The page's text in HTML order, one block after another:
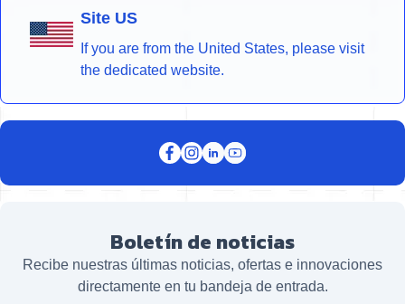
Site US
If you are from the United States, please visit
the dedicated website.
Boletín de noticias
Recibe nuestras últimas noticias, ofertas e innovaciones
directamente en tu bandeja de entrada.